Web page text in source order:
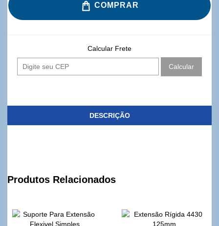
COMPRAR
Calcular Frete
Calcular
DESCRIÇÃO
Produtos Relacionados